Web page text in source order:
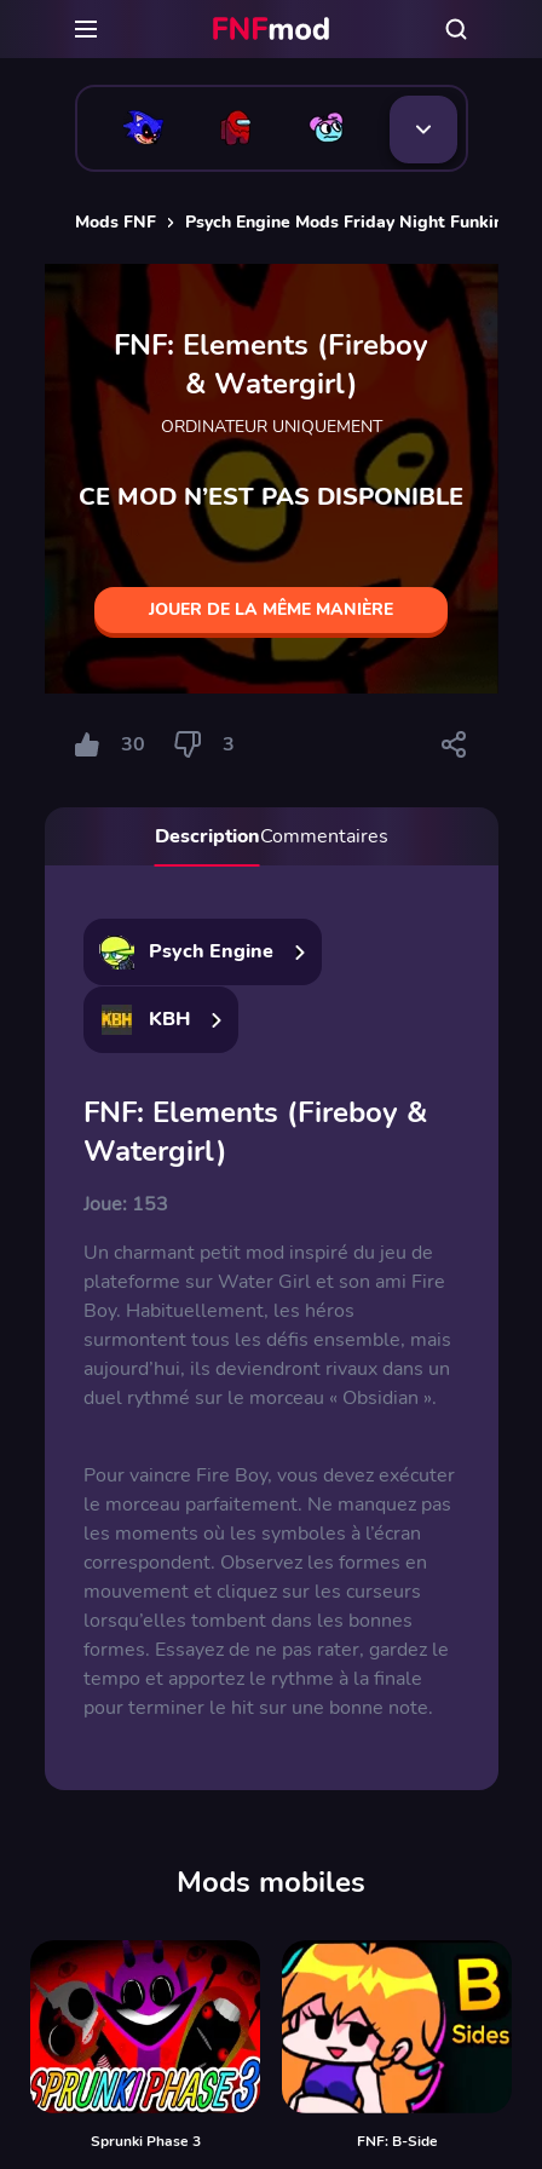
Mods FNF Psych Engine Mods Friday Night Funkin
FNF: Elements (Fireboy
& Watergirl)
ORDINATEUR UNIQUEMENT
CE MOD N’EST PAS DISPONIBLE
JOUER DE LA MÊME MANIÈRE
30 3
DescriptionCommentaires
Psych Engine
KBH
FNF: Elements (Fireboy &
Watergirl)
Joue: 153
Un charmant petit mod inspiré du jeu de
plateforme sur Water Girl et son ami Fire
Boy. Habituellement, les héros
surmontent tous les défis ensemble, mais
aujourd’hui, ils deviendront rivaux dans un
duel rythmé sur le morceau « Obsidian ».
Pour vaincre Fire Boy, vous devez exécuter
le morceau parfaitement. Ne manquez pas
les moments où les symboles à l’écran
correspondent. Observez les formes en
mouvement et cliquez sur les curseurs
lorsqu’elles tombent dans les bonnes
formes. Essayez de ne pas rater, gardez le
tempo et apportez le rythme à la finale
pour terminer le hit sur une bonne note.
Mods mobiles
Sprunki Phase 3 FNF: B-Side